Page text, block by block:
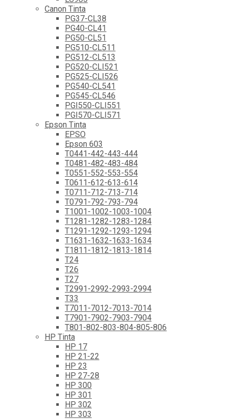
Canon Tinta
PG37-CL38
PG40-CL41
PG50-CL51
PG510-CL511
PG512-CL513
PG520-CLI521
PG525-CLI526
PG540-CL541
PG545-CL546
PGI550-CLI551
PGI570-CLI571
Epson Tinta
EPSO
Epson 603
T0441-442-443-444
T0481-482-483-484
T0551-552-553-554
T0611-612-613-614
T0711-712-713-714
T0791-792-793-794
T1001-1002-1003-1004
T1281-1282-1283-1284
T1291-1292-1293-1294
T1631-1632-1633-1634
T1811-1812-1813-1814
T24
T26
T27
T2991-2992-2993-2994
T33
T7011-7012-7013-7014
T7901-7902-7903-7904
T801-802-803-804-805-806
HP Tinta
HP 17
HP 21-22
HP 23
HP 27-28
HP 300
HP 301
HP 302
HP 303